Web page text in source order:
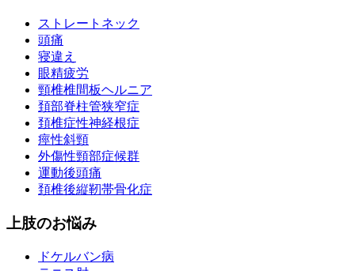
ストレートネック
頭痛
寝違え
眼精疲労
頸椎椎間板ヘルニア
頚部脊柱管狭窄症
頚椎症性神経根症
痙性斜頸
外傷性頸部症候群
運動後頭痛
頚椎後縦靭帯骨化症
上肢のお悩み
ドケルバン病